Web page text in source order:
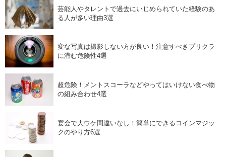
芸能人やタレントで過去にいじめられていた経験のあ
る人が多い理由3選
変な写真は撮影しない方が良い！注意すべきプリクラ
に潜む危険性4選
超危険！メントスコーラなどやってはいけない食べ物
の組み合わせ4選
宴会で大ウケ間違いなし！簡単にできるコインマジッ
クのやり方6選